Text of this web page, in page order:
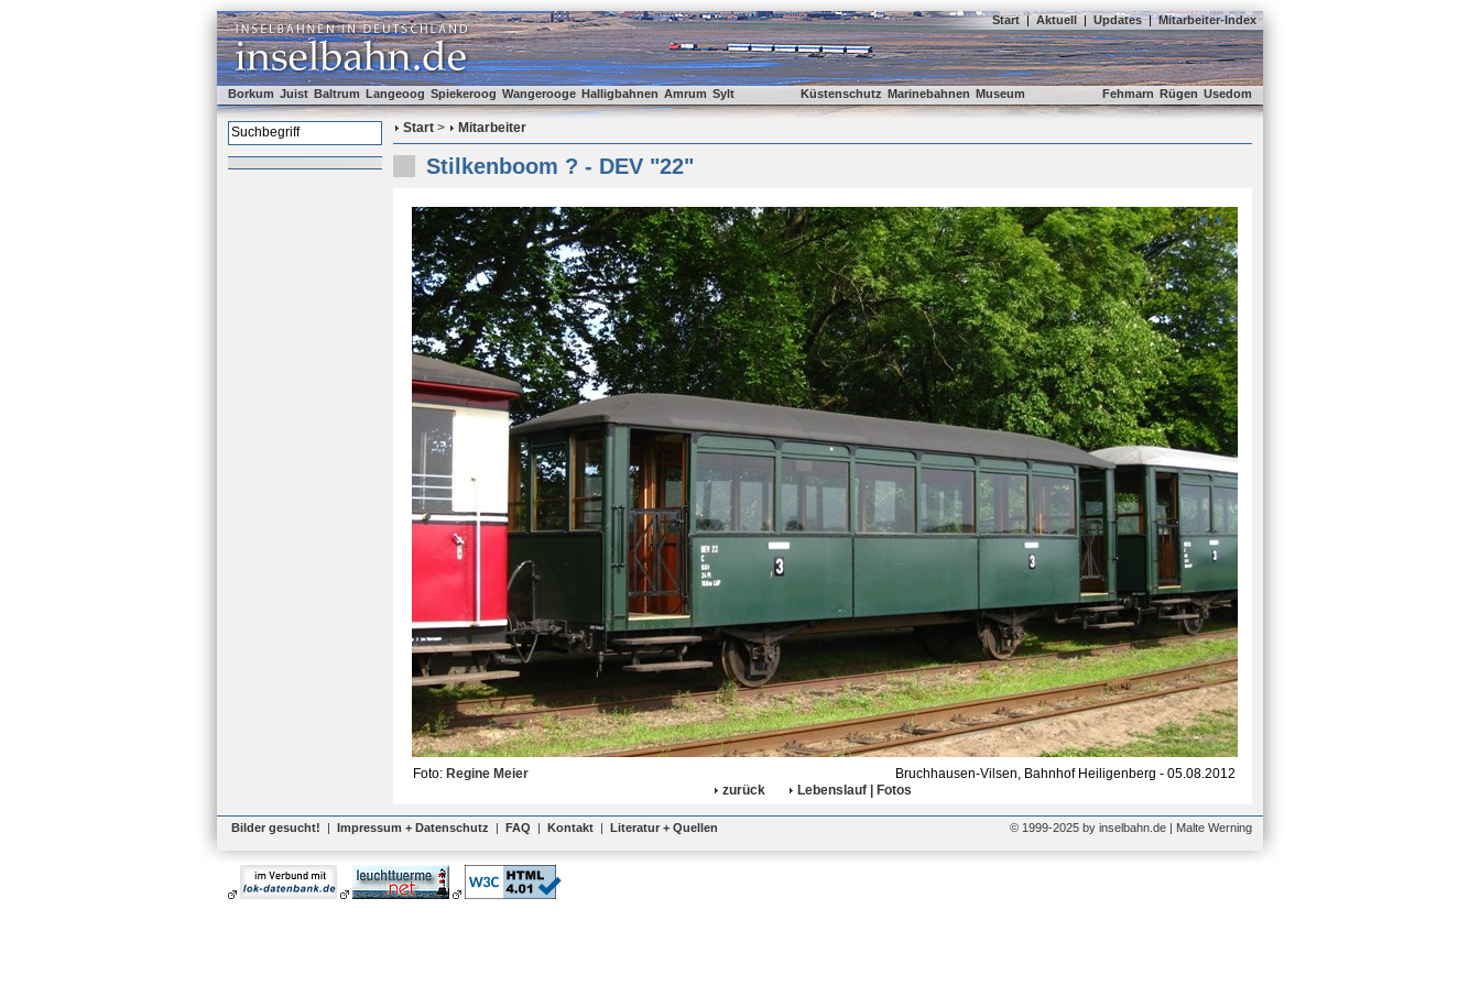
Start | Aktuell | Updates | Mitarbeiter-Index
Borkum Juist Baltrum Langeoog Spiekeroog Wangerooge Halligbahnen Amrum Sylt Küstenschutz Marinebahnen Museum Fehmarn Rügen Usedom
Start > Mitarbeiter
Stilkenboom ? - DEV "22"
Foto: Regine Meier
Bruchhausen-Vilsen, Bahnhof Heiligenberg - 05.08.2012
zurück
Lebenslauf | Fotos
Bilder gesucht! | Impressum + Datenschutz | FAQ | Kontakt | Literatur + Quellen © 1999-2025 by inselbahn.de | Malte Werning